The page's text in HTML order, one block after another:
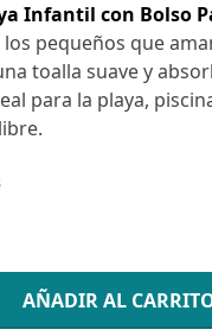
Infantil con Bolso
pequeños que
toalla suave y
para la playa,
AÑADIR AL